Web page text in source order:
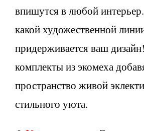
впишутся в любой
какой художественной
придерживается ваш
комплекты из экомеха
пространство живой
стильного уюта.